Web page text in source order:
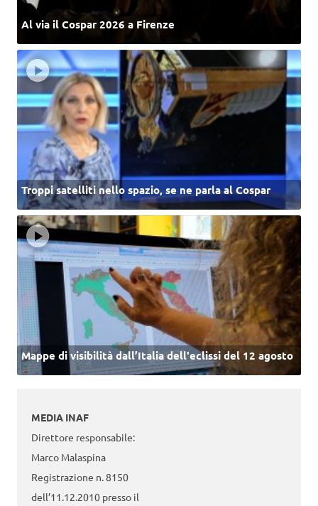
Al via il Cospar 2026 a Firenze
Troppi satelliti nello spazio, se ne parla al Cospar
Mappe di visibilità dall’Italia dell'eclissi del 12 agosto
MEDIA INAF
Direttore responsabile:
Marco Malaspina
Registrazione n. 8150
dell’11.12.2010 presso il